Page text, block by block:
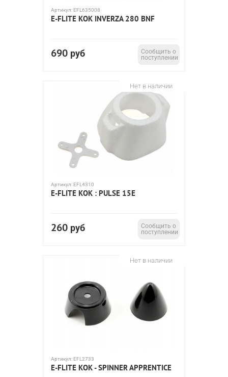
Артикул: EFL635008
E-FLITE КОК INVERZA 280 BNF
690 руб
Сообщить о
поступлении
Нет в наличии
Артикул: EFL4310
E-FLITE КОК : PULSE 15E
260 руб
Сообщить о
поступлении
Нет в наличии
Артикул: EFL2733
E-FLITE КОК - SPINNER APPRENTICE